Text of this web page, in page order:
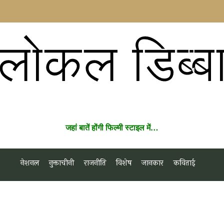
जहां बातें होंगी फिल्मी स्टाइल में…
नेशनल नुक्ताचीनी राजनीति विशेष जानकार कविताई